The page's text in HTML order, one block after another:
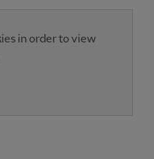
in order to view